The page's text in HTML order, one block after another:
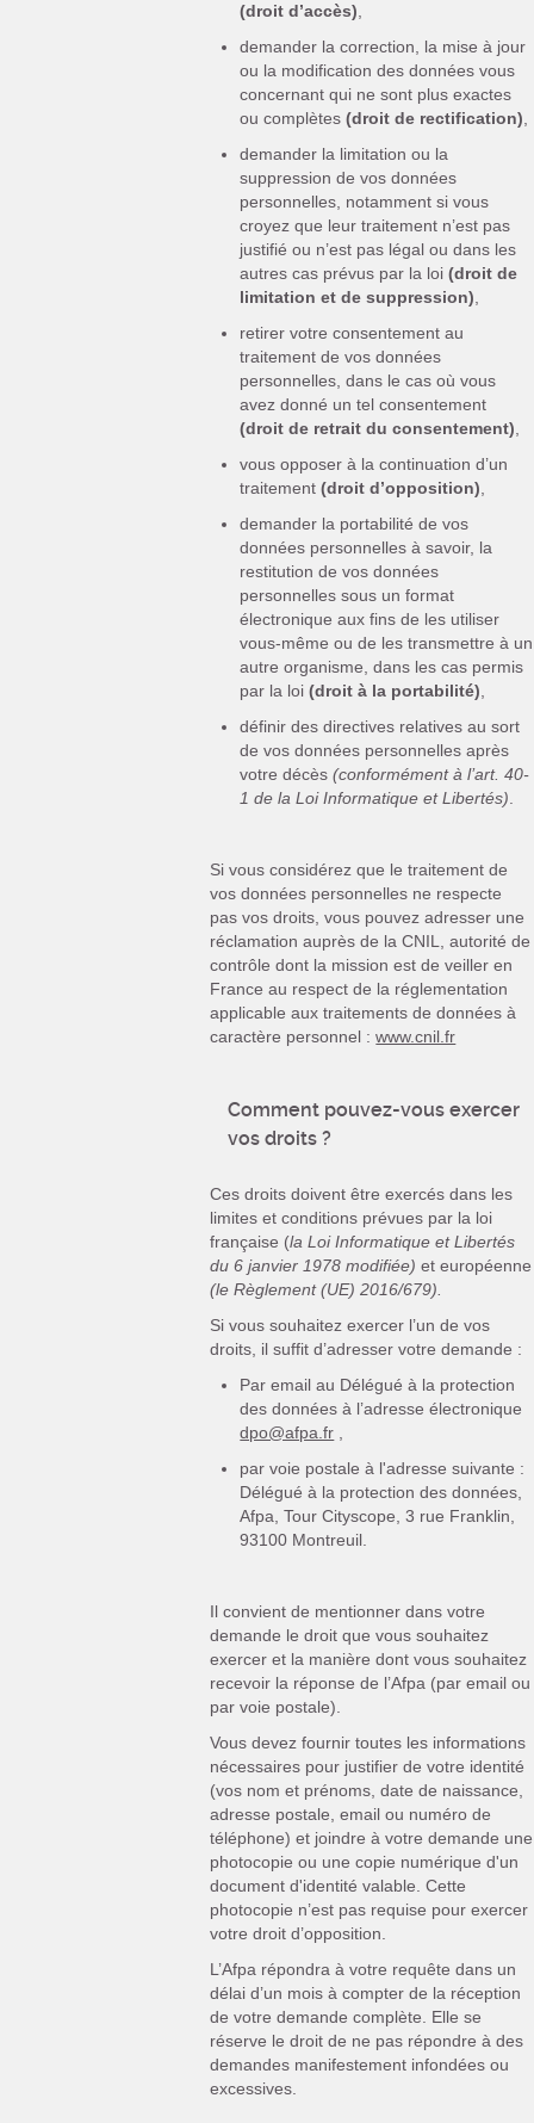
(droit d’accès)
demander la correction, la mise à jour
ou la modification des données vous
concernant qui ne sont plus exactes
ou complètes(droit de rectification)
demander la limitation ou la
suppression de vos données
personnelles, notamment si vous
croyez que leur traitement n’est pas
justifié ou n’est pas légal ou dans les
autres cas prévus par la loi(droit de
limitation et de suppression)
retirer votre consentement au
traitement de vos données
personnelles, dans le cas où vous
avez donné un tel consentement
(droit de retrait du consentement)
vous opposer à la continuation d’un
traitement(droit d’opposition)
demander la portabilité de vos
données personnelles à savoir, la
restitution de vos données
personnelles sous un format
électronique aux fins de les utiliser
vous-même ou de les transmettre à un
autre organisme, dans les cas permis
par la loi(droit à la portabilité)
définir des directives relatives au sort
de vos données personnelles après
votre décès(conformément à l’art. 40-
1 de la Loi Informatique et Libertés)
Si vous considérez que le traitement de
vos données personnelles ne respecte
pas vos droits, vous pouvez adresser une
réclamation auprès de la CNIL, autorité de
contrôle dont la mission est de veiller en
France au respect de la réglementation
applicable aux traitements de données à
caractère personnel :www.cnil.fr
Comment pouvez-vous exercer
vos droits ?
Ces droits doivent être exercés dans les
limites et conditions prévues par la loi
française (la Loi Informatique et Libertés
du 6 janvier 1978 modifiée) et européenne
(le Règlement (UE) 2016/679).
Si vous souhaitez exercer l’un de vos
droits, il suffit d’adresser votre demande :
Par email au Délégué à la protection
des données à l’adresse électronique
dpo@afpa.fr
par voie postale à l'adresse suivante :
Délégué à la protection des données,
Afpa, Tour Cityscope, 3 rue Franklin,
93100 Montreuil.
Il convient de mentionner dans votre
demande le droit que vous souhaitez
exercer et la manière dont vous souhaitez
recevoir la réponse de l’Afpa (par email ou
par voie postale).
Vous devez fournir toutes les informations
nécessaires pour justifier de votre identité
(vos nom et prénoms, date de naissance,
adresse postale, email ou numéro de
téléphone) et joindre à votre demande une
photocopie ou une copie numérique d'un
document d'identité valable. Cette
photocopie n’est pas requise pour exercer
votre droit d’opposition.
L’Afpa répondra à votre requête dans un
délai d’un mois à compter de la réception
de votre demande complète. Elle se
réserve le droit de ne pas répondre à des
demandes manifestement infondées ou
excessives.